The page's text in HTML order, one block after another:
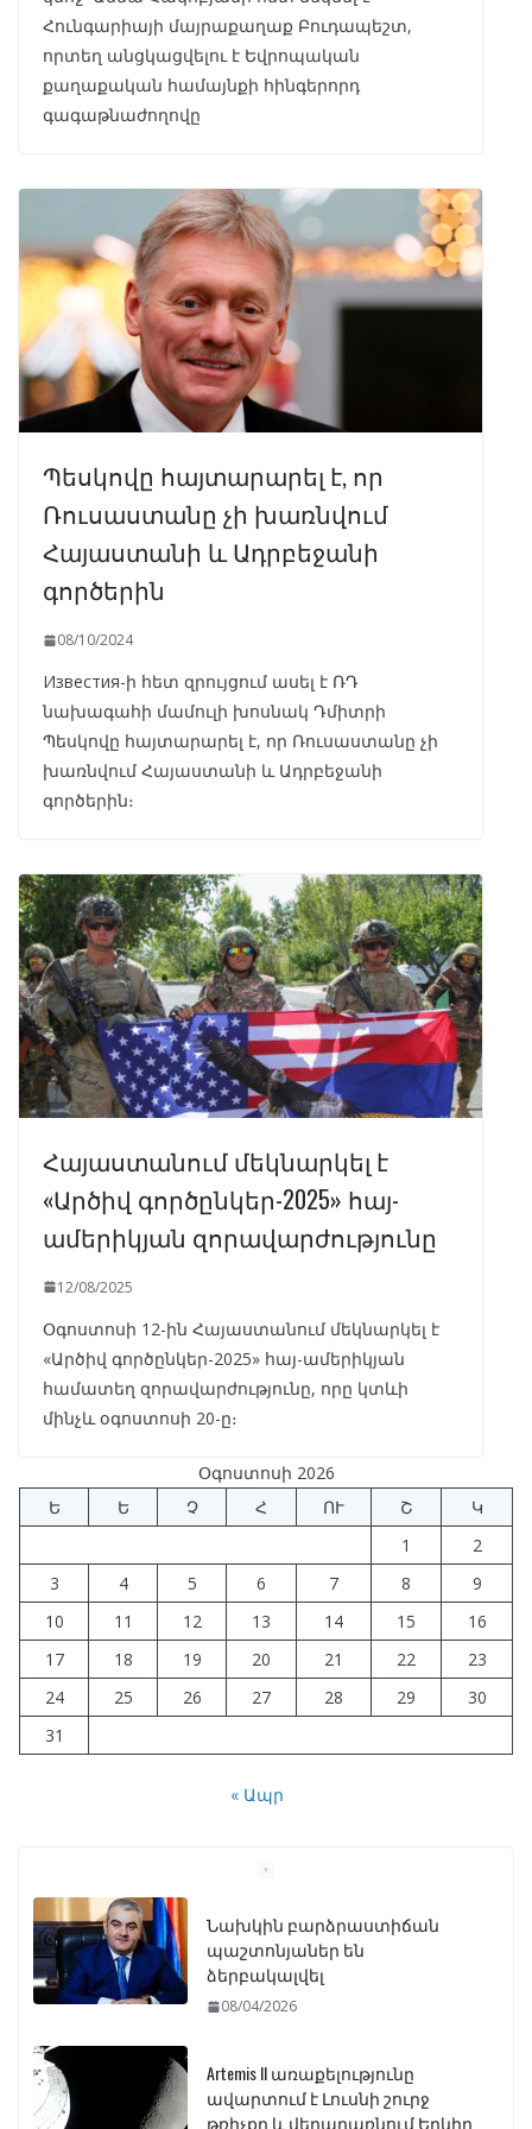
Հունգարիայի մայրաքաղաք Բուդապեշտ,
որտեղ անցկացվելու է Եվրոպական
քաղաքական համայնքի հինգերորդ
գագաթնաժողովը
Պեսկովը հայտարարել է, որ
Ռուսաստանը չի խառնվում
Հայաստանի և Ադրբեջանի
գործերին
08/10/2024
Известия-ի հետ զրույցում ասել է ՌԴ
նախագահի մամուլի խոսնակ Դմիտրի
Պեսկովը հայտարարել է, որ Ռուսաստանը չի
խառնվում Հայաստանի և Ադրբեջանի
գործերին։
Հայաստանում մեկնարկել է
«Արծիվ գործընկեր-2025» հայ-
ամերիկյան զորավարժությունը
12/08/2025
Օգոստոսի 12-ին Հայաստանում մեկնարկել է
«Արծիվ գործընկեր-2025» հայ-ամերիկյան
համատեղ զորավարժությունը, որը կտևի
մինչև օգոստոսի 20-ը։
Օգոստոսի 2026
Ե
Ե Չ Հ ՈՒ Շ
Կ
1
2
3
4 5 6 7 8
9
10
11 12 13 14 15
16
17
18 19 20 21 22
23
24
25 26 27 28 29
30
31
« Ապր
Նախկին բարձրաստիճան
պաշտոնյաներ են
ձերբակալվել
08/04/2026
Artemis II առաքելությունը
ավարտում է Լուսնի շուրջ
թռիչքը և վերադառնում Երկիր